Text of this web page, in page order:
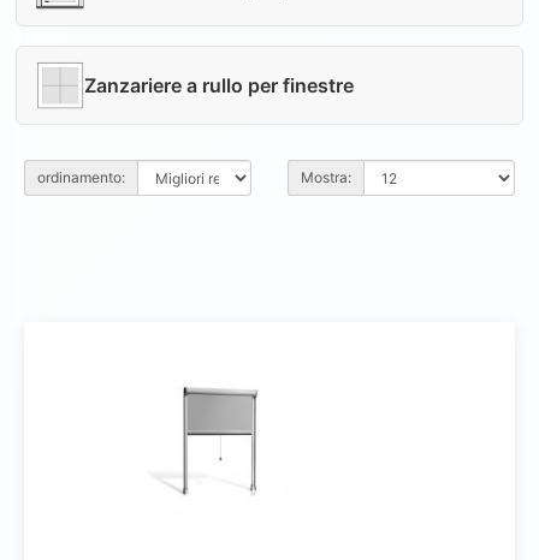
Zanzariere a rullo per finestre
ordinamento: Mostra: